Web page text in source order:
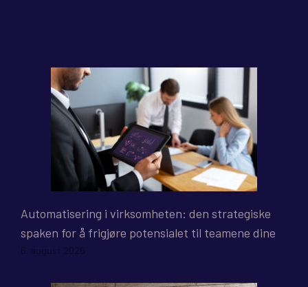
Automatisering i virksomheten: den strategiske
spaken for å frigjøre potensialet til teamene dine
6. august 2026